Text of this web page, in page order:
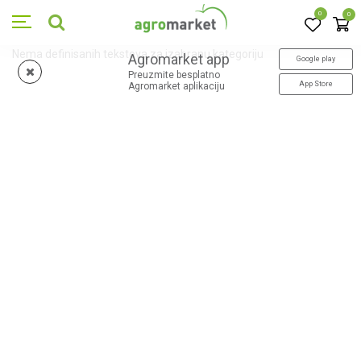
0 0
Agromarket app
Preuzmite besplatno
Agromarket aplikaciju
Google play
App Store
Nema definisanih tekstova za izabranu kategoriju